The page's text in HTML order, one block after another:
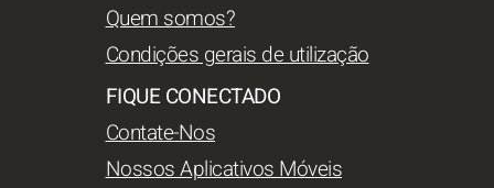
Quem somos?
Condições gerais de utilização
FIQUE CONECTADO
Contate-Nos
Nossos Aplicativos Móveis